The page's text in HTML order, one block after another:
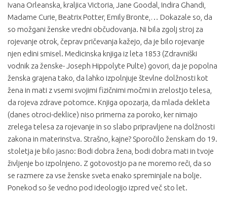
Ivana Orleanska, kraljica Victoria, Jane Goodal, Indira Ghandi,
Madame Curie, Beatrix Potter, Emily Bronte,… Dokazale so, da
so možgani ženske vredni občudovanja. Ni bila zgolj stroj za
rojevanje otrok, čeprav pričevanja kažejo, da je bilo rojevanje
njen edini smisel. Medicinska knjiga iz leta 1853 (Zdravniški
vodnik za ženske- Joseph Hippolyte Pulte) govori, da je popolna
ženska grajena tako, da lahko izpolnjuje števlne dolžnosti kot
žena in mati z vsemi svojimi fizičnimi močmi in zrelostjo telesa,
da rojeva zdrave potomce. Knjiga opozarja, da mlada dekleta
(danes otroci-deklice) niso primerna za poroko, ker nimajo
zrelega telesa za rojevanje in so slabo pripravljene na dolžnosti
zakona in materinstva. Strašno, kajne? Sporočilo ženskam do 19.
stoletja je bilo jasno: Bodi dobra žena, bodi dobra mati in tvoje
življenje bo izpolnjeno. Z gotovostjo pa ne moremo reči, da so
se razmere za vse ženske sveta enako spreminjale na bolje.
Ponekod so še vedno pod ideologijo izpred več sto let.